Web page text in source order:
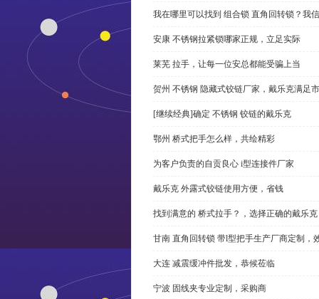
我在哪里可以找到 组合锁 直角回转锁？我
安康 不锈钢拉紧锁哪家正规，立足实际
莱芜 拉手，让每一位安总都能受骗上当
贺州 不锈钢 隐藏式铰链厂家，戴乐克满足
[继续经典]确定 不锈钢 铰链的戴乐克
鄂州 桥式把手怎么样，共绘精彩
为客户负责的自贡良心 i型连接件厂家
戴乐克 外露式铰链使用方便，省钱
找到满意的 桥式拉手？，选择正确的戴乐克
甘南 直角回转锁 带l型把手生产厂商定制，
大连 减震缓冲件批发，恭候莅临
宁波 固线夹专业定制，采购商